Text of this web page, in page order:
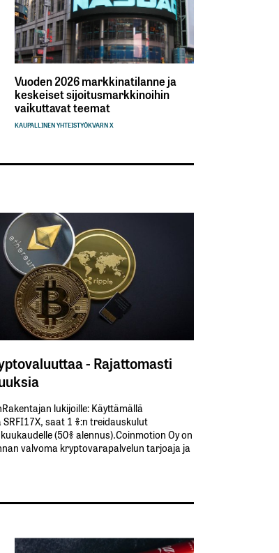
Vuoden 2026 markkinatilanne ja
keskeiset sijoitusmarkkinoihin
vaikuttavat teemat
KAUPALLINEN YHTEISTYÖKVARN X
- Rajattomasti
lukijoille: Käyttämällä​
​saat​ ​1 %:n treidauskulut​
​(50%​ ​alennus).Coinmotion Oy on
valvoma kryptovarapalvelun tarjoaja ja